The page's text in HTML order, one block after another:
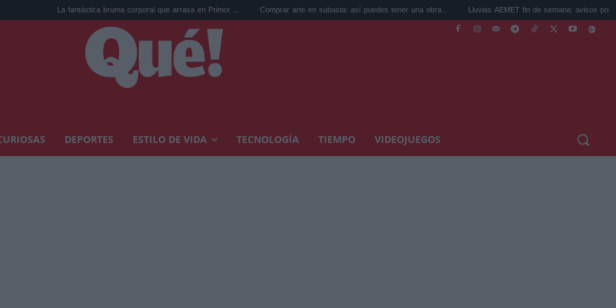
La fantástica bruma corporal que arrasa en Primor ... Comprar arte en subasta: así puedes tener una obra... Lluvias AEMET fin de semana: avisos por tormentas ...
DEPORTES ESTILO DE VIDA TECNOLOGÍA TIEMPO VIDEOJUEGOS